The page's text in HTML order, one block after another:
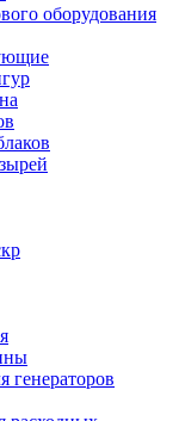
оборудования
генераторов